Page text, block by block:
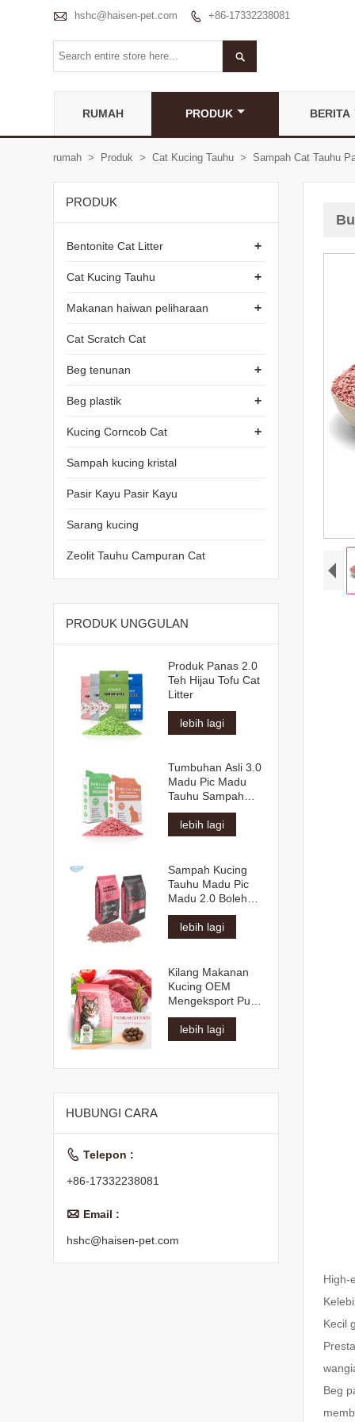
 hshc@haisen-pet.com  +86-17332238081

RUMAH PRODUK BERITA
rumah > Produk > Cat Kucing Tauhu > Sampah Cat Tauhu
High-
Kecil
Beg
PRODUK
+
Bentonite Cat Litter
+
Cat Kucing Tauhu
+
Makanan haiwan peliharaan
Cat Scratch Cat
+
Beg tenunan
+
Beg plastik
+
Kucing Corncob Cat
Sampah kucing kristal
Pasir Kayu Pasir Kayu
Sarang kucing
Zeolit Tauhu Campuran Cat
PRODUK UNGGULAN
Produk Panas 2.0
Teh Hijau Tofu Cat
Litter
lebih lagi
Tumbuhan Asli 3.0
Madu Pic Madu
Tauhu Sampah
Kucing
lebih lagi
Sampah Kucing
Tauhu Madu Pic
Madu 2.0 Boleh
Siram
lebih lagi
Kilang Makanan
Kucing OEM
Mengeksport Pukal
Bahan Mentah Asli
Pelbagai Bentuk
Perisa Semua
Kucing Kering
lebih lagi
HUBUNGI CARA
 Telepon :
+86-17332238081
 Email :
hshc@haisen-pet.com